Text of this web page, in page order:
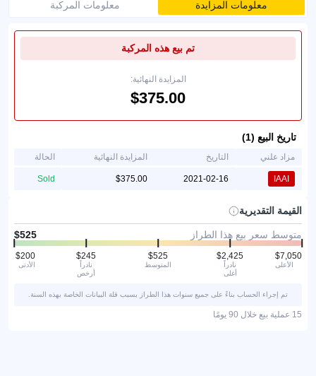
معلومات المزايدة معلومات المركبة
تم بيع هذه المركبة
المزايدة النهائية:
تاريخ البيع (1)
مزاد علني التاريخ المزايدة النهائية الحالة
IAAI
2021-02-16
Sold
القيمة التقديرية
متوسط سعر بيع هذا الطراز
الأدنى
نادراً
أرخص
المتوسط
نادراً
أغلى
الأعلى
تم إجراء الحساب بناءً على جميع سنوات هذا الطراز بسبب قلة البيانات الخاصة بهذه السنة.
15 عملية بيع خلال 90 يومًا